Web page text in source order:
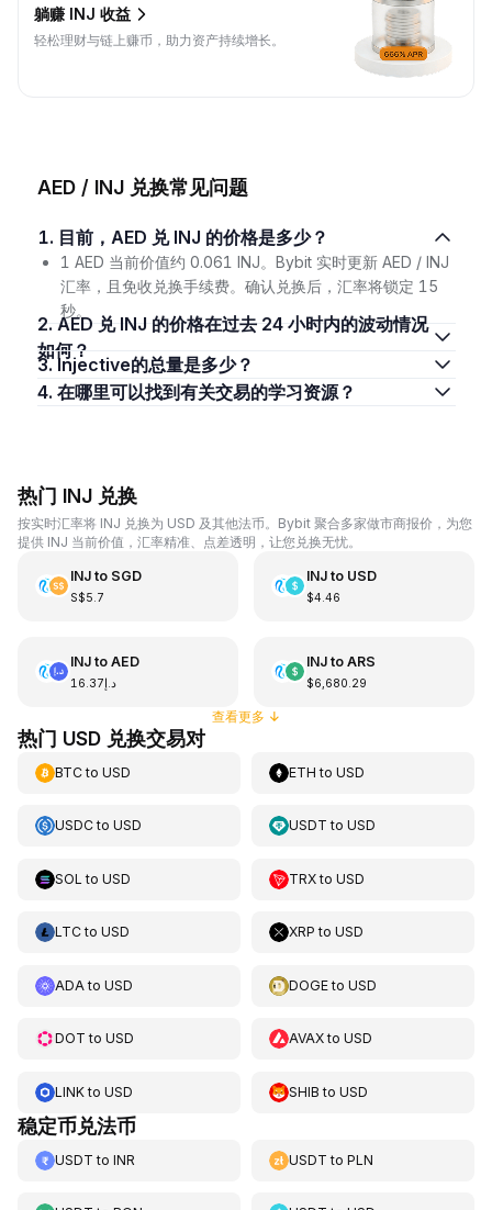
躺赚 INJ 收益
轻松理财与链上赚币，助力资产持续增长。
AED / INJ 兑换常见问题
1. 目前，AED 兑 INJ 的价格是多少？
1 AED 当前价值约 0.061 INJ。Bybit 实时更新 AED / INJ
汇率，且免收兑换手续费。确认兑换后，汇率将锁定 15
秒。
2. AED 兑 INJ 的价格在过去 24 小时内的波动情况
如何？
3. Injective的总量是多少？
4. 在哪里可以找到有关交易的学习资源？
热门 INJ 兑换
按实时汇率将 INJ 兑换为 USD 及其他法币。Bybit 聚合多家做市商报价，为您
提供 INJ 当前价值，汇率精准、点差透明，让您兑换无忧。
INJto SGD
S$5.7
INJto USD
$4.46
INJto AED
د.إ16.37
INJto ARS
$6,680.29
查看更多 ↓
热门 USD 兑换交易对
BTCto USD ETH toUSD
USDCto USD USDT toUSD
SOL to USD TRXtoUSD
LTCto USD XRP toUSD
ADA to USD DOGEtoUSD
DOT to USD AVAXtoUSD
LINKto USD SHIB toUSD
稳定币兑法币
USDT to INR USDT toPLN